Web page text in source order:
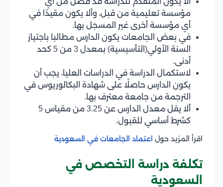
مؤسسة تعليمية من قبل، وألا يكون مقيدًا في
أي مؤسسة أخرى غير المسجل بها.
في بعض الجامعات يكون الدارس مطالبا باجتياز
السنة الأولي(التأسيسية) بمعدل 3 من 5 كحد
أدنى.
لاستكمال الدراسة في الدراسات العليا، يجب أن
يكون الدارس حاصلًا على شهادة البكالوريوس في
الترجمة من جامعة معترف بها.
ألا يقل معدل الدارس عن 3.25 من مقياس 5
كشرط أساسي للقبول.
اقرأ المزيد حول اعتماد الجامعات في السعودية
تكلفة دراسة التخصص في
السعودية